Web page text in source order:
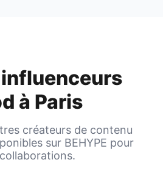
à Paris
créateurs de contenu
sur BEHYPE pour